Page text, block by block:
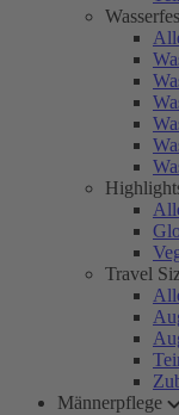
Travel
Männerpflege